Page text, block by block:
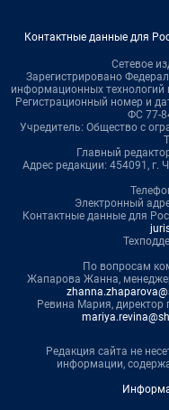
Контактные данные для
Сетевое
Зарегистрировано
информационных
Регистрационный номер и
ФС 77-
Учредитель: Общество с
Главный
Адрес редакции: 454091, г.
Электронный
Контактные данные для
По вопросам
Жапарова Жанна,
Ревина Мария,
Редакция сайта не
информации,